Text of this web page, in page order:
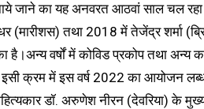
मनाये जाने का यह अनवरत आठवां साल चल
(मारीशस) तथा 2018 में तेजेंद्र शर्मा
है।अन्य वर्षों में कोविड प्रकोप तथा अन्य
क्रम में इस वर्ष 2022 का आयोजन लब्ध
डॉ. अरुणेश नीरन (देवरिया) के